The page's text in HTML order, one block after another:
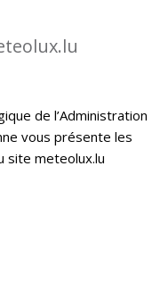
de l’Administration
vous présente les
site meteolux.lu